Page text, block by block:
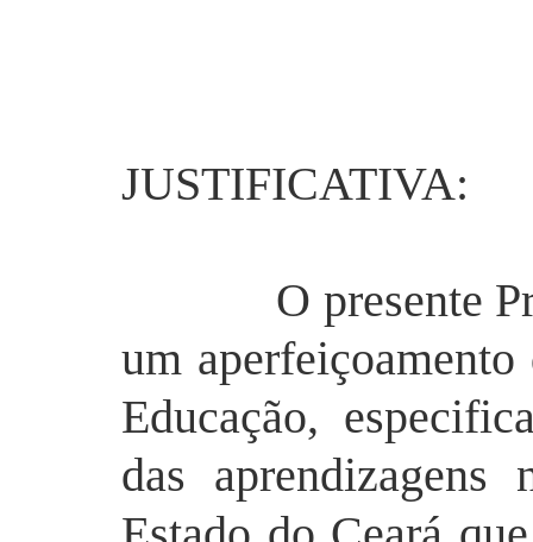
JUSTIFICATIVA:
O presente
um
Educação,
das aprendizagens